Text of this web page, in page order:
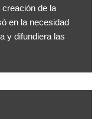
de la
en la necesidad
y difundiera las